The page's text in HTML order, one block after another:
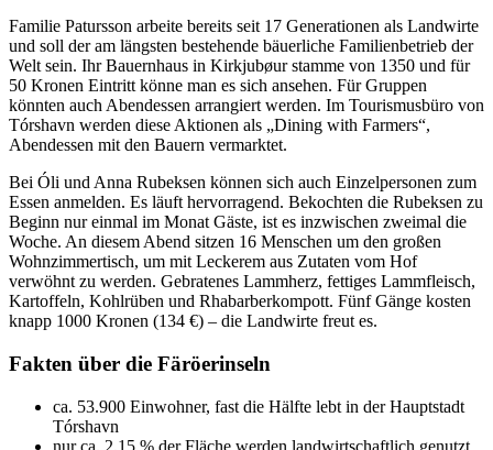
Familie Patursson arbeite bereits seit 17 Gene­ra­tionen als Land­wirte
und soll der am längsten bestehende bäuer­liche Fami­li­en­be­trieb der
Welt sein. Ihr Bauern­haus in Kirk­ju­bøur stamme von 1350 und für
50 Kronen Eintritt könne man es sich ansehen. Für Gruppen
könnten auch Abend­essen arran­giert werden. Im Touris­mus­büro von
Tórshavn werden diese Aktionen als „Dining with Farmers“,
Abend­essen mit den Bauern vermarktet.
Bei Óli und Anna Rubeksen können sich auch Einzel­per­sonen zum
Essen anmelden. Es läuft hervor­ra­gend. Bekochten die Rubeksen zu
Beginn nur einmal im Monat Gäste, ist es inzwi­schen zweimal die
Woche. An diesem Abend sitzen 16 Menschen um den großen
Wohn­zim­mer­tisch, um mit Leckerem aus Zutaten vom Hof
verwöhnt zu werden. Gebra­tenes Lamm­herz, fettiges Lamm­fleisch,
Kartof­feln, Kohl­rüben und Rhabar­ber­kom­pott. Fünf Gänge kosten
knapp 1000 Kronen (134 €) – die Land­wirte freut es.
Fakten über die Färö­er­in­seln
ca. 53.900 Einwohner, fast die Hälfte lebt in der Haupt­stadt
Tórshavn
nur ca. 2,15 % der Fläche werden land­wirt­schaft­lich genutzt